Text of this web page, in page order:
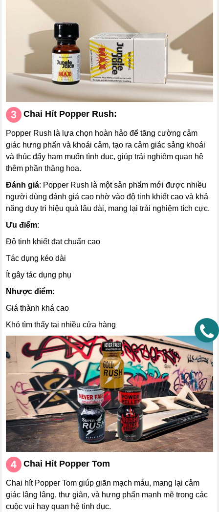
Chai Hít Popper Rush:
Popper Rush là lựa chọn hoàn hảo để tăng cường cảm
giác hưng phấn và khoái cảm, tạo ra cảm giác sảng khoái
và thúc đẩy ham muốn tình dục, giúp trải nghiệm quan hệ
thêm phần thăng hoa.
Đánh giá: Popper Rush là một sản phẩm mới được nhiều
người dùng đánh giá cao nhờ vào độ tinh khiết cao và khả
năng duy trì hiệu quả lâu dài, mang lại trải nghiệm tích cực.
Ưu điểm:
Độ tinh khiết đạt chuẩn cao
Tác dụng kéo dài
Ít gây tác dụng phụ
Nhược điểm:
Giá thành khá cao
Khó tìm thấy tại nhiều cửa hàng
Chai Hít Popper Tom
Chai hít Popper Tom giúp giãn mạch máu, mang lại cảm
giác lâng lâng, thư giãn, và hưng phấn mạnh mẽ trong các
cuộc vui hay quan hệ tình dục.